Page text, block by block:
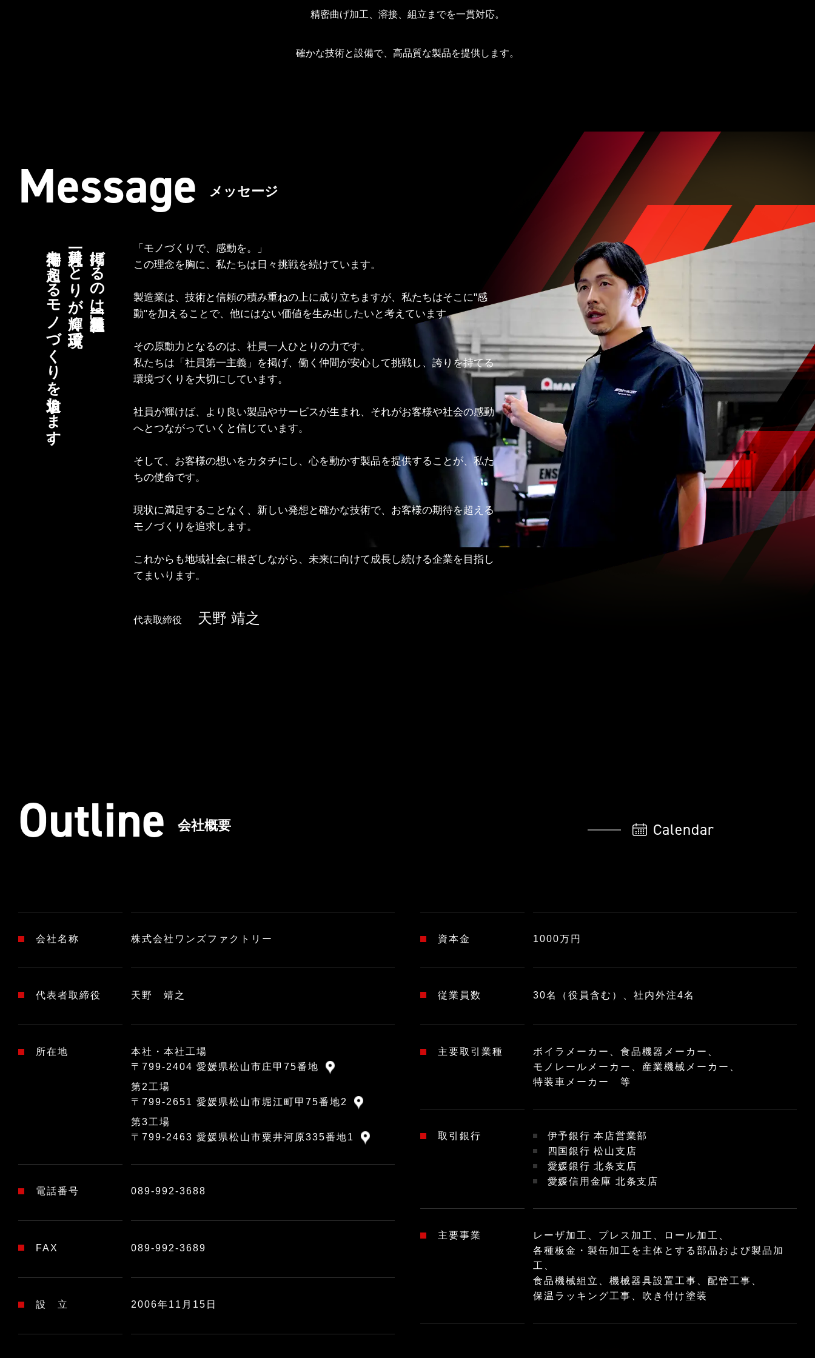
精密曲げ加工、溶接、組立までを一貫対応。
確かな技術と設備で、 高品質な製品を提供します。
Message メッセージ
掲げるのは「社員第一主義」。
社員一人ひとりが輝く環境で、
期待を超えるモノづくりを追求します。
「モノづくりで、感動を。」
この理念を胸に、私たちは日々挑戦を続けています。
製造業は、技術と信頼の積み重ねの上に成り立ちますが、私たちはそこに"感
動"を加えることで、他にはない価値を生み出したいと考えています。
その原動力となるのは、社員一人ひとりの力です。
私たちは「社員第一主義」を掲げ、働く仲間が安心して挑戦し、誇りを持てる
環境づくりを大切にしています。
社員が輝けば、より良い製品やサービスが生まれ、それがお客様や社会の感動
へとつながっていくと信じています。
そして、お客様の想いをカタチにし、心を動かす製品を提供することが、私た
ちの使命です。
現状に満足することなく、新しい発想と確かな技術で、お客様の期待を超える
モノづくりを追求します。
これからも地域社会に根ざしながら、未来に向けて成長し続ける企業を目指し
てまいります。
代表取締役 天野 靖之
Outline 会社概要 Calendar
会社名称 株式会社ワンズファクトリー
代表者取締役 天野 靖之
所在地
本社・本社工場
〒799-2404 愛媛県松山市庄甲75番地
第2工場
〒799-2651 愛媛県松山市堀江町甲75番地2
第3工場
〒799-2463 愛媛県松山市粟井河原335番地1
電話番号 089-992-3688
FAX 089-992-3689
設 立 2006年11月15日
資本金 1000万円
従業員数 30名（役員含む）、社内外注4名
主要取引業種
ボイラメーカー、食品機器メーカー、
モノレールメーカー、産業機械メーカー、
特装車メーカー 等
取引銀行
伊予銀行 本店営業部
四国銀行 松山支店
愛媛銀行 北条支店
愛媛信用金庫 北条支店
主要事業
レーザ加工、プレス加工、ロール加工、
各種板金・製缶加工を主体とする部品および製品加
工、
食品機械組立、機械器具設置工事、配管工事、
保温ラッキング工事、吹き付け塗装